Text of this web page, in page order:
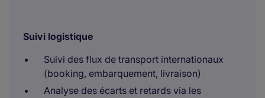
Suivi logistique
Suivi des flux de transport internationaux
(booking, embarquement, livraison)
Analyse des écarts et retards via les